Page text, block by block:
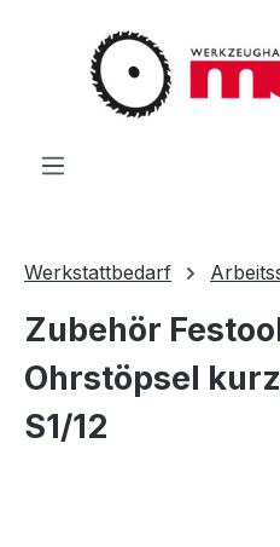
Zum Hauptinhalt springen
Werkstattbedarf
Zubehör
Ohrstöpsel
S1/12